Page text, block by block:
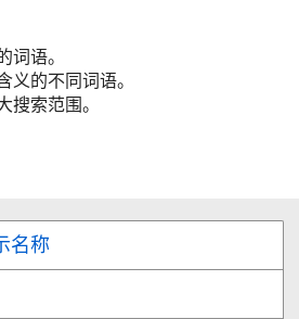
词语。
义的不同词语。
搜索范围。
名称